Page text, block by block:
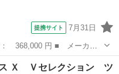
提携サイト 7月31日
ード名： Ｘ ＥＴＣ 全
イドリングストップ 電
ス Ｘ Ｖセレクション ツ